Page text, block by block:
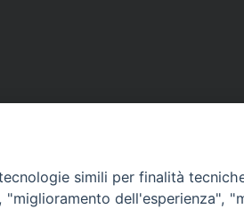
simili per finalità
"miglioramento dell'esperienza",